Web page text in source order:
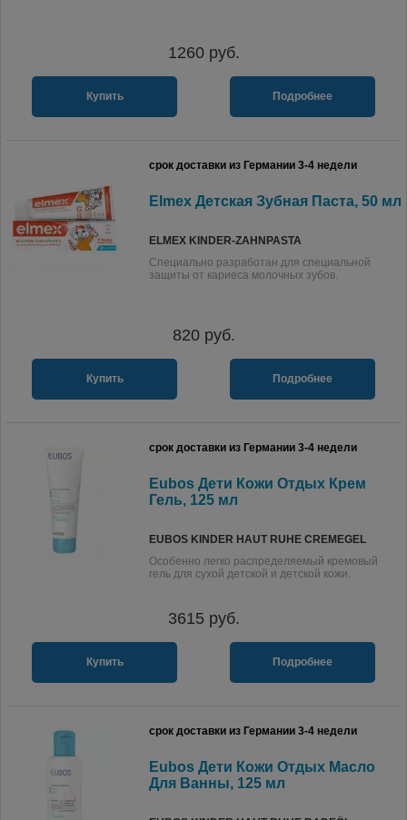
1260руб.
Купить Подробнее
срок доставки из Германии 3-4 недели
Elmex Детская Зубная Паста, 50 мл
ELMEX KINDER-ZAHNPASTA
Специально разработан для специальной
защиты от кариеса молочных зубов.
820руб.
Купить Подробнее
срок доставки из Германии 3-4 недели
Eubos Дети Кожи Отдых Крем
Гель, 125 мл
EUBOS KINDER HAUT RUHE CREMEGEL
Особенно легко распределяемый кремовый
гель для сухой детской и детской кожи.
3615 руб.
Купить Подробнее
срок доставки из Германии 3-4 недели
Eubos Дети Кожи Отдых Масло
Для Ванны, 125 мл